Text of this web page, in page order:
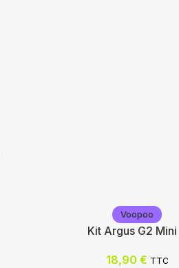
Voopoo
Kit Argus G2
18,90 € TTC